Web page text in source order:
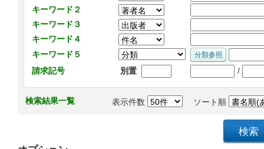
キーワード２
キーワード３
キーワード４
キーワード５
請求記号
別置 /
検索結果一覧 表示件数 ソート順